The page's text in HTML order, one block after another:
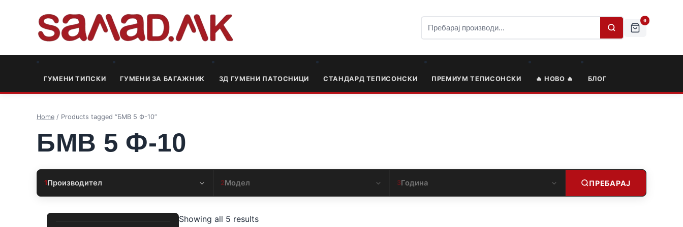
0
ГУМЕНИ ТИПСКИ ГУМЕНИ ЗА БАГАЖНИК 3Д ГУМЕНИ ПАТОСНИЦИ СТАНДАРД ТЕПИСОНСКИ ПРЕМИУМ ТЕПИСОНСКИ 🔥 НОВО 🔥 БЛОГ
Home / Products tagged “БМВ 5 Ф-10”
БМВ 5 Ф-10
1Производител 2Модел 3Година ПРЕБАРАЈ
Showing all 5 results